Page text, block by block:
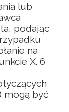
lub
podając
na
X. 6
mogą być